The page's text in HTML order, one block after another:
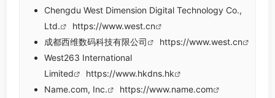
Chengdu West Dimension Digital Technology Co.,
Ltd.
https://www.west.cn
成都西维数码科技有限公司
https://www.west.cn
West263 International
Limited
https://www.hkdns.hk
Name.com, Inc.
https://www.name.com